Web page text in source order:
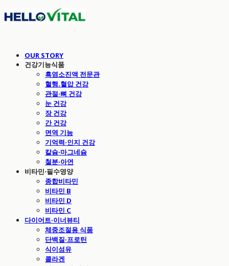
OUR STORY
건강기능식품
흑염소진액 전문관
혈행.혈압 건강
관절·뼈 건강
눈 건강
장 건강
간 건강
면역 기능
기억력·인지 건강
칼슘·마그네슘
철분·아연
비타민·필수영양
종합비타민
비타민 B
비타민 D
비타민 C
다이어트·이너뷰티
체중조절용 식품
단백질·프로틴
식이섬유
콜라겐